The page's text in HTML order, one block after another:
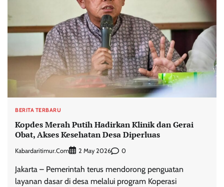
BERITA TERBARU
Kopdes Merah Putih Hadirkan Klinik dan Gerai
Obat, Akses Kesehatan Desa Diperluas
Kabardaritimur.com 2 May 2026 0
Jakarta – Pemerintah terus mendorong penguatan
layanan dasar di desa melalui program Koperasi